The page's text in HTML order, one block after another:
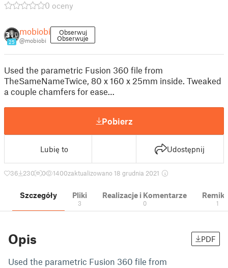
0 oceny
25
mobiobi
@mobiobi
Obserwuj
Obserwuje
Used the parametric Fusion 360 file from
TheSameNameTwice, 80 x 160 x 25mm inside. Tweaked
a couple chamfers for ease…
Pobierz
Lubię to Udostępnij
36 230 0 1400zaktualizowano 18 grudnia 2021
Szczegóły Pliki
3
Realizacje i Komentarze
0 1
Opis PDF
Used the parametric Fusion 360 file from